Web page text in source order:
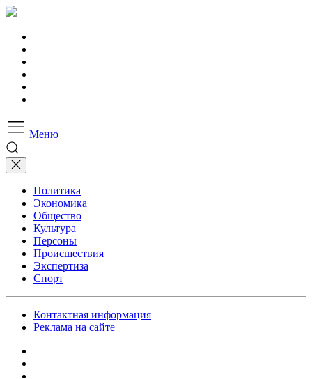
Меню
Политика
Экономика
Общество
Культура
Персоны
Происшествия
Экспертиза
Спорт
Контактная информация
Реклама на сайте